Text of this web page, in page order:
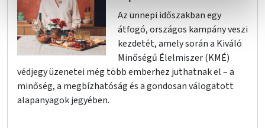
Az ünnepi időszakban egy
átfogó, országos kampány veszi
kezdetét, amely során a Kiváló
Minőségű Élelmiszer (KMÉ)
védjegy üzenetei még több emberhez juthatnak el – a
minőség, a megbízhatóság és a gondosan válogatott
alapanyagok jegyében.